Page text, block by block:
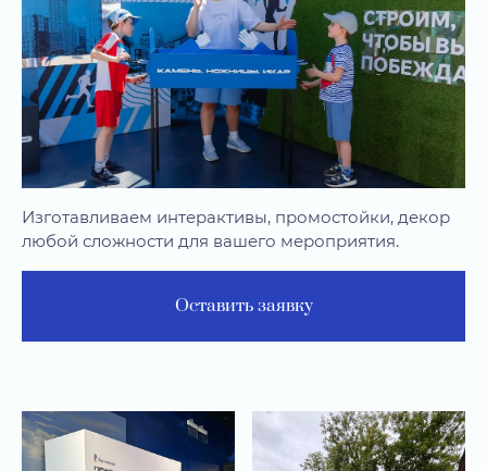
Изготавливаем интерактивы, промостойки, декор
любой сложности для вашего мероприятия.
Оставить заявку